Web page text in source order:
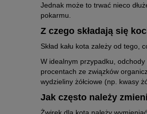
Jednak może to trwać nieco
pokarmu.
Z czego składają się
Skład kału kota zależy od tego,
W idealnym przypadku,
procentach ze związków
wydzieliny żółciowe (np. kwasy
Jak często należy